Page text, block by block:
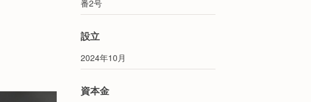
番2号
設立
2024年10月
資本金